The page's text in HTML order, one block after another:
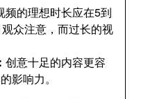
频的理想时长应在5到
众注意，而过长的视
创意十足的内容更容
影响力。